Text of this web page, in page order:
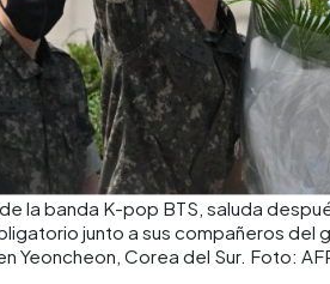
de la banda K-pop BTS, saluda
junto a sus compañeros del
Yeoncheon, Corea del Sur. Foto: